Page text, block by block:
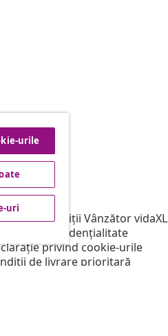
vidaXL
& condiții Vânzător vidaXL
de confidențialitate
privind cookie-urile
de livrare prioritară
urile
uri